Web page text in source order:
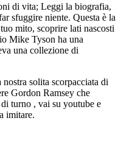
di vita; Leggi la biografia,
sfuggire niente. Questa è la
mito, scoprire lati nascosti
Mike Tyson ha una
una collezione di
solita scorpacciata di
Gordon Ramsey che
turno , vai su youtube e
imitare.